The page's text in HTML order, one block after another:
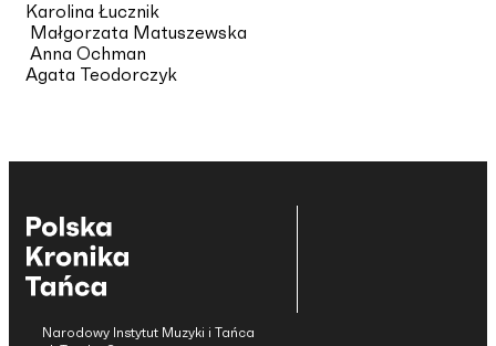
Karolina Łucznik
Małgorzata Matuszewska
Anna Ochman
Agata Teodorczyk
Narodowy Instytut Muzyki i Tańca